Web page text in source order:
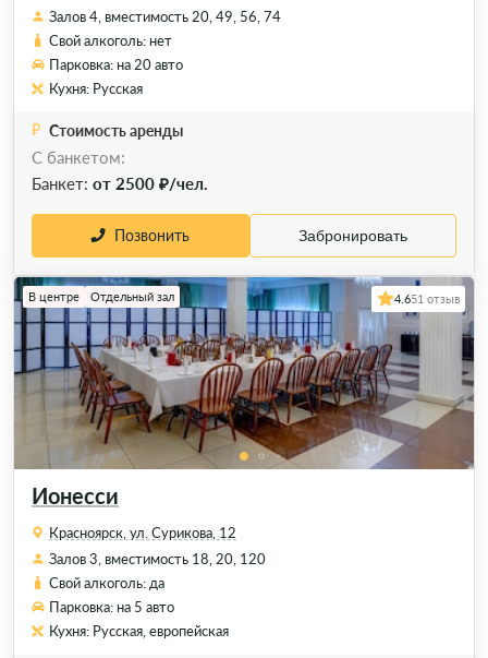
Залов 4, вместимость 20, 49, 56, 74
Свой алкоголь: нет
Парковка: на 20 авто
Кухня: Русская
Стоимость аренды
С банкетом:
Банкет: от 2500 ₽/чел.
Позвонить Забронировать
Ионесси
В центре Отдельный зал 4.651 отзыв
Красноярск, ул. Сурикова, 12
Залов 3, вместимость 18, 20, 120
Свой алкоголь: да
Парковка: на 5 авто
Кухня: Русская, европейская